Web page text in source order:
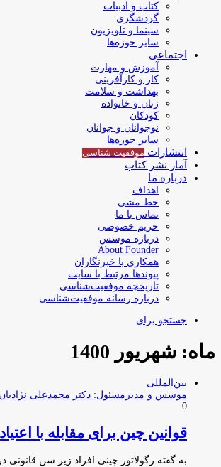
کتاب و ادبیات
گردشگری
سینما و تلویزیون
سایر حوزه‌ها
اجتماعی
آموزش و مهارت
کار و کارآفرینی
بهداشت و سلامت
زنان و خانواده
کودکان
نوجوانان و جوانان
سایر حوزه‌ها
انتشارات موفقیت‌ شناسی
آمار نشر کتاب
درباره ما
اهداف
خط مشی
تماس با ما
حریم خصوصی
درباره موسس
About Founder
همکاری با خبرنگاران
پیوندها مرتبط با سایت
تاریخچه موفقیت‌شناسی
درباره رسانه موفقیت‌شناسی
جستجو برای
ماه: شهریور 1400
بین‌المللی
موسس و مدیرمسئول: دکتر محمدعلی نژادیان
0
قوانین چین برای مقابله با
به گفته رگولاتور چینی افراد زیر سن